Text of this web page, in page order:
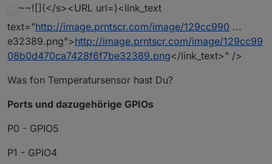
~~![](</s><URL url=)<link_text
text="http://image.prntscr.com/image/129cc990 ...
e32389.png">http://image.prntscr.com/image/129cc99
08b0d470ca7428f6f7be32389.png</link_text>" />
Was fon Temperatursensor hast Du?
Ports und dazugehörige GPIOs
P0 - GPIO5
P1 - GPIO4